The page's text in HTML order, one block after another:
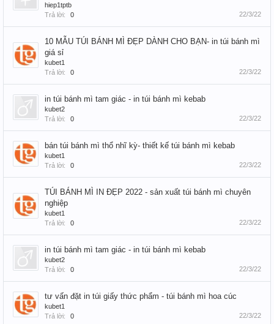
hiep1tptb
Trả lời:
0 22/3/22
10 MẪU TÚI BÁNH MÌ ĐẸP DÀNH CHO BẠN- in túi bánh mì
giá sỉ
kubet1
Trả lời:
0 22/3/22
in túi bánh mì tam giác - in túi bánh mì kebab
kubet2
Trả lời:
0 22/3/22
bán túi bánh mì thổ nhĩ kỳ- thiết kế túi bánh mì kebab
kubet1
Trả lời:
0 22/3/22
TÚI BÁNH MÌ IN ĐẸP 2022 - sản xuất túi bánh mì chuyên
nghiệp
kubet1
Trả lời:
0 22/3/22
in túi bánh mì tam giác - in túi bánh mì kebab
kubet2
Trả lời:
0 22/3/22
tư vấn đặt in túi giấy thức phẩm - túi bánh mì hoa cúc
kubet1
Trả lời:
0 22/3/22